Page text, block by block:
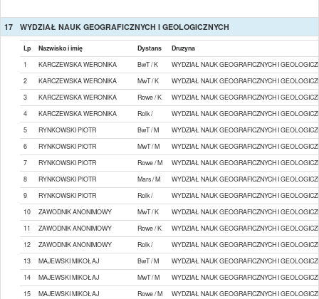
17 WYDZIAŁ NAUK GEOGRAFICZNYCH I GEOLOGICZNYCH
Lp Nazwisko i imię Dystans
Druzyna
1
KARCZEWSKA WERONIKA BwT / K
WYDZIAŁ NAUK GEOGRAFICZNYCH I
2
KARCZEWSKA WERONIKA MwT / K
WYDZIAŁ NAUK GEOGRAFICZNYCH I
3
KARCZEWSKA WERONIKA Rowe / K
WYDZIAŁ NAUK GEOGRAFICZNYCH I
4
KARCZEWSKA WERONIKA Rolk /
WYDZIAŁ NAUK GEOGRAFICZNYCH I
5
RYNKOWSKI PIOTR BwT / M
WYDZIAŁ NAUK GEOGRAFICZNYCH I
6
RYNKOWSKI PIOTR MwT / M
WYDZIAŁ NAUK GEOGRAFICZNYCH I
7
RYNKOWSKI PIOTR Rowe / M
WYDZIAŁ NAUK GEOGRAFICZNYCH I
8
RYNKOWSKI PIOTR Mars / M
WYDZIAŁ NAUK GEOGRAFICZNYCH I
9
RYNKOWSKI PIOTR Rolk /
WYDZIAŁ NAUK GEOGRAFICZNYCH I
10
ZAWODNIK ANONIMOWY MwT / K
WYDZIAŁ NAUK GEOGRAFICZNYCH I
11
ZAWODNIK ANONIMOWY Rowe / K
WYDZIAŁ NAUK GEOGRAFICZNYCH I
12
ZAWODNIK ANONIMOWY Rolk /
WYDZIAŁ NAUK GEOGRAFICZNYCH I
13
MAJEWSKI MIKOŁAJ BwT / M
WYDZIAŁ NAUK GEOGRAFICZNYCH I
14
MAJEWSKI MIKOŁAJ MwT / M
WYDZIAŁ NAUK GEOGRAFICZNYCH I
15
MAJEWSKI MIKOŁAJ Rowe / M
WYDZIAŁ NAUK GEOGRAFICZNYCH I